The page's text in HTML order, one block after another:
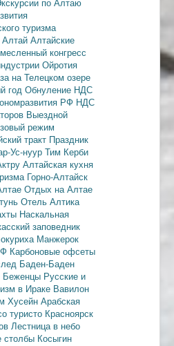
туризма
Алтай Алтайские
конгресс
Ойротия
на Телецком озере
год Обнуление НДС
РФ НДС
Выездной
режим
тракт Праздник
Ус-нуур Тим Керби
Алтайская кухня
Горно-Алтайск
Отдых на Алтае
Отель Алтика
Наскальная
заповедник
Манжерок
Карбоновые офсеты
Баден-Баден
Беженцы Русские и
в Ираке Вавилон
Хусейн Арабская
туристо Красноярск
Лестница в небо
столбы Косыгин